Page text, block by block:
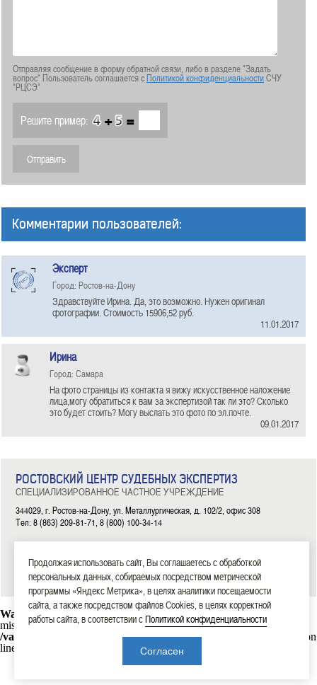
Отправляя сообщение в форму обратной связи, либо в разделе "Задать
вопрос" Пользователь соглашается сПолитикой конфиденциальностиСЧУ
"РЦСЭ"
Решите пример: + =
Комментарии пользователей:
Эксперт
Город: Ростов-на-Дону
Здравствуйте Ирина. Да, это возможно. Нужен оригинал
фотографии. Стоимость 15906,52 руб.
11.01.2017
Ирина
Город: Самара
На фото страницы из контакта я вижу искусственное наложение
лица,могу обратиться к вам за экспертизой так ли это? Сколько
это будет стоить? Могу выслать это фото по эл.почте.
09.01.2017
РОСТОВСКИЙ ЦЕНТР СУДЕБНЫХ ЭКСПЕРТИЗ
СПЕЦИАЛИЗИРОВАННОЕ ЧАСТНОЕ УЧРЕЖДЕНИЕ
344029, г. Ростов-на-Дону, ул. Металлургическая, д. 102/2, офис 308
Тел: 8 (863) 209-81-71, 8 (800) 100-34-14
2006—2026 СЧУ «Ростовский центр судебных экспертиз»
Warning
: mysql_connect(): Headers and client library minor version
mismatch. Headers:101113 Library:30317 in
/var/www/rostexpert.ru/data/www/rostexpert.ru/blocks/db.php
on
line
Продолжая использовать сайт, Вы соглашаетесь с обработкой
персональных данных, собираемых посредством метрической
программы «Яндекс Метрика», в целях аналитики посещаемости
сайта, а также посредством файлов Cookies, в целях корректной
работы сайта, в соответствии сПолитикой конфиденциальности
Согласен